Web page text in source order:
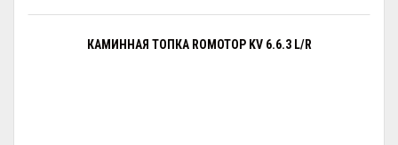
КАМИННАЯ ТОПКА ROMOTOP KV 6.6.3 L/R